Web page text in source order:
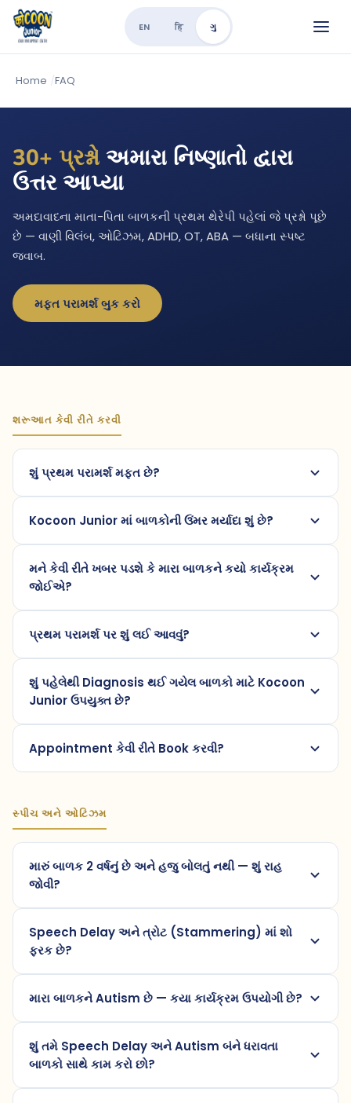
EN हि ગુ
Home /FAQ
30+ પ્રશ્નો અમારા નિષ્ણાતો દ્વારા
ઉત્તર આપ્યા
અમદાવાદના માતા-પિતા બાળકની પ્રથમ થેરેપી પહેલાં જે પ્રશ્નો પૂછે
છે — વાણી વિલંબ, ઓટિઝમ, ADHD, OT, ABA — બધાના સ્પષ્ટ
જવાબ.
મફત પરામર્શ બુક કરો
શરૂઆત કેવી રીતે કરવી
શું પ્રથમ પરામર્શ મફત છે?
Kocoon Junior માં બાળકોની ઉંમર મર્યાદા શું છે?
મને કેવી રીતે ખબર પડશે કે મારા બાળકને કયો કાર્યક્રમ
જોઈએ?
પ્રથમ પરામર્શ પર શું લઈ આવવું?
શું પહેલેથી Diagnosis થઈ ગયેલ બાળકો માટે Kocoon
Junior ઉપયુક્ત છે?
Appointment કેવી રીતે Book કરવી?
સ્પીચ અને ઓટિઝમ
મારું બાળક 2 વર્ષનું છે અને હજુ બોલતું નથી — શું રાહ
જોવી?
Speech Delay અને ત્રોટ (Stammering) માં શો
ફરક છે?
મારા બાળકને Autism છે — કયા કાર્યક્રમ ઉપયોગી છે?
શું તમે Speech Delay અને Autism બંને ધરાવતા
બાળકો સાથે કામ કરો છો?